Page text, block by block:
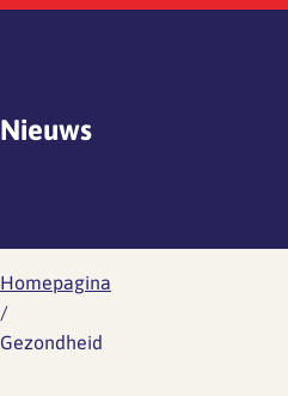
Nieuws
Homepagina
/
Gezondheid